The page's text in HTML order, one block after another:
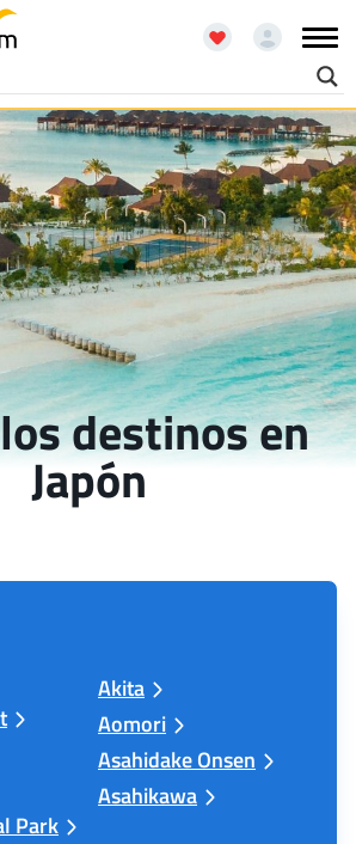
destinos en
Japón
Park
Akita
Aomori
Asahidake Onsen
Asahikawa